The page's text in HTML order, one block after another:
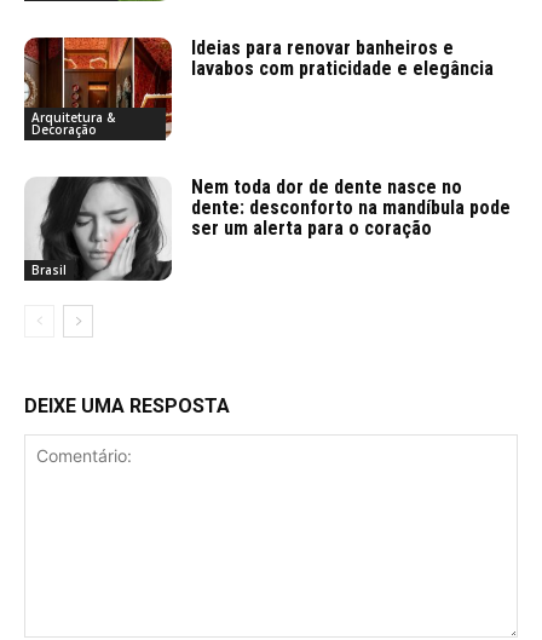
Arquitetura &
Decoração
Ideias para renovar banheiros e
lavabos com praticidade e elegância
Brasil
Nem toda dor de dente nasce no
dente: desconforto na mandíbula pode
ser um alerta para o coração
DEIXE UMA RESPOSTA